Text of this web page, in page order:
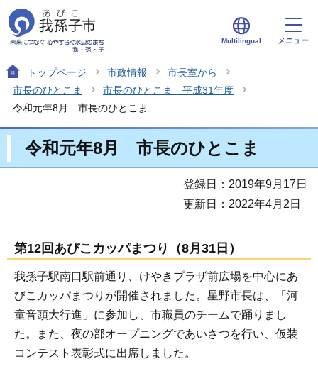
Multilingual メニュー
トップページ 市政情報
市長室から
市長のひとこま
市長のひとこま 平成31年度
令和元年8月 市長のひとこま
令和元年8月 市長のひとこま
登録日：2019年9月17日
更新日：2022年4月2日
第12回あびこカッパまつり（8月31日）
我孫子駅南口駅前通り、けやきプラザ前広場を中心にあ
びこカッパまつりが開催されました。星野市長は、「河
童音頭大行進」に参加し、市職員のチームで踊りまし
た。また、夜の部オープニングであいさつを行い、仮装
コンテスト表彰式に出席しました。